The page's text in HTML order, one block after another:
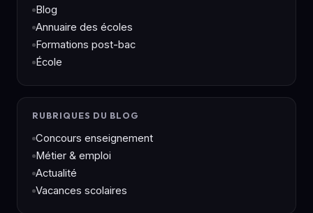
Blog
Annuaire des écoles
Formations post-bac
École
RUBRIQUES DU BLOG
Concours enseignement
Métier & emploi
Actualité
Vacances scolaires